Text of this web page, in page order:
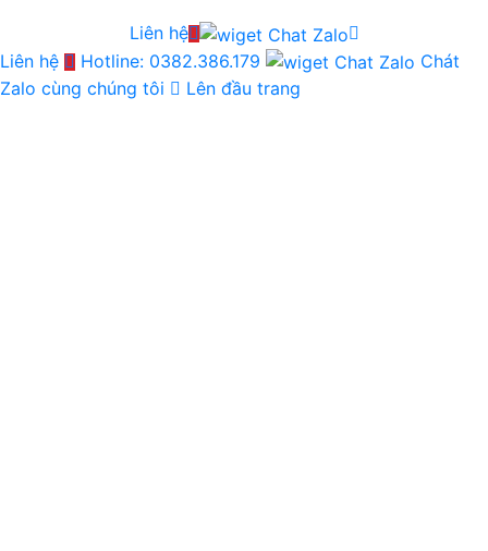
Liên hệ
Liên hệ
Hotline: 0382.386.179
Chát
Zalo cùng chúng tôi
Lên đầu trang